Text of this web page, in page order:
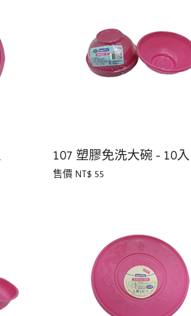
107 塑膠免洗大碗 - 10入
售價 NT$ 55